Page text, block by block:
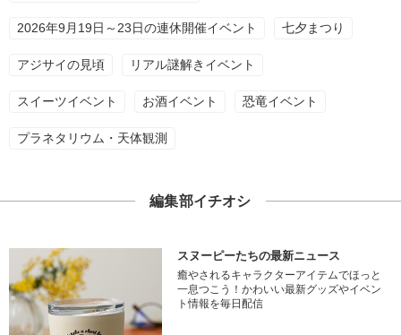
2026年9月19日～23日の連休開催イベント 七夕まつり
アジサイの見頃 リアル謎解きイベント
スイーツイベント お酒イベント 恐竜イベント
プラネタリウム・天体観測
編集部イチオシ
スヌーピーたちの最新ニュース
癒やされるキャラクターアイテムでほっと
一息つこう！かわいい最新グッズやイベン
ト情報を毎日配信